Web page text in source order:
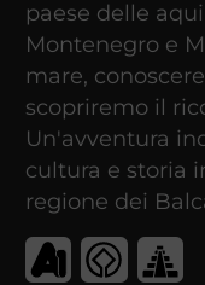
paese delle
Montenegro e
mare,
scopriremo il
Un'avventura
cultura e storia
regione dei